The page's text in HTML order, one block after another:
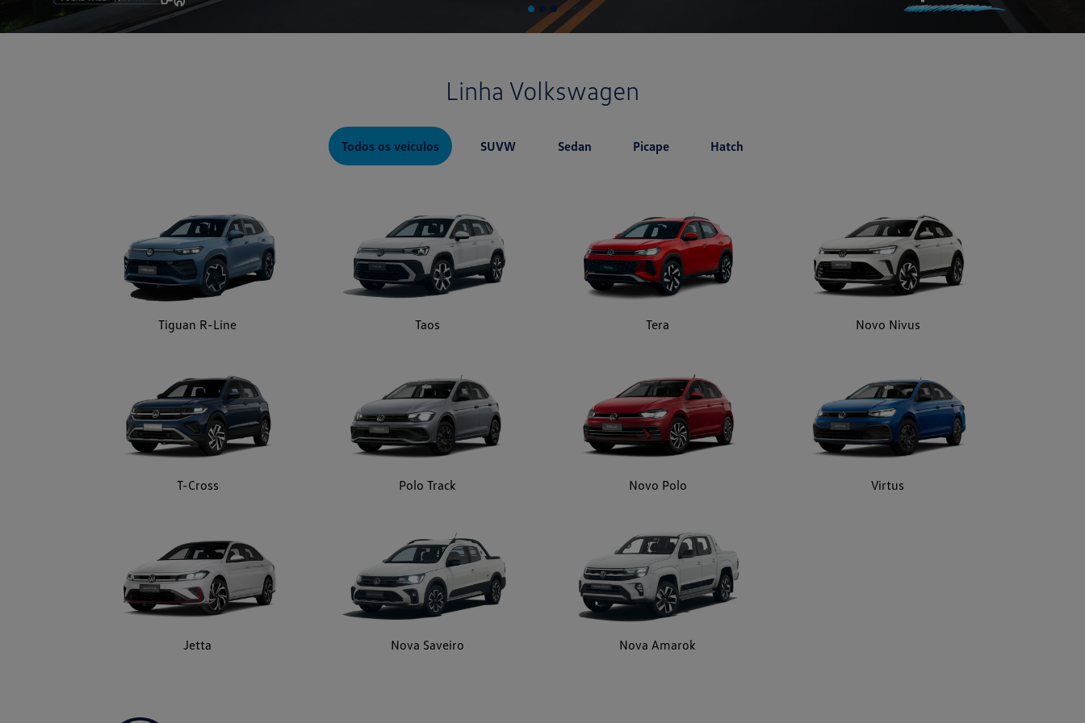
Linha Volkswagen
Todos os veículos SUVW Sedan Picape Hatch
Tiguan R-Line Taos Tera Novo Nivus
T-Cross Polo Track Novo Polo Virtus
Jetta Nova Saveiro Nova Amarok